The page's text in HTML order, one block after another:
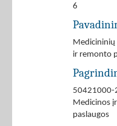
6
Medicininių
ir remonto
50421000-
Medicinos
paslaugos